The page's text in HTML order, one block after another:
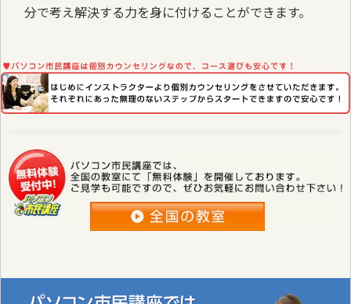
分で考え解決する力を身に付けることができます。